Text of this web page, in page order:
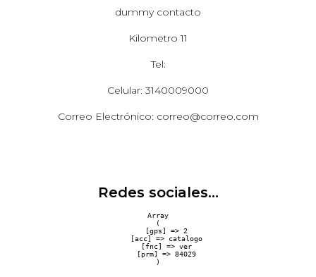
dummy contacto
Kilometro 11
Tel:
Celular: 3140009000
Correo Electrónico: correo@correo.com
Redes sociales...
Array
(
    [gps] => 2
    [acc] => catalogo
    [fnc] => ver
    [prm] => 84029